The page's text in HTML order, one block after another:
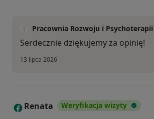
Pracownia Rozwoju i Psychoterapii
Serdecznie dziękujemy za opinię!
13 lipca 2026
R Renata Weryfikacja wizyty